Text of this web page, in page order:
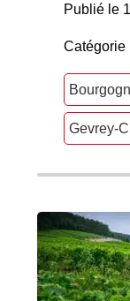
Publié le
Catégorie
Gevrey-